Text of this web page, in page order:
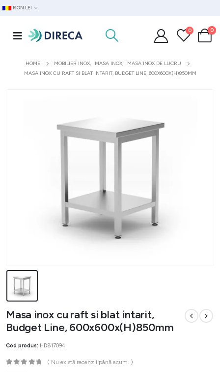
RON LEI
0 0
HOME MOBILIER INOX, MASA INOX,
MASA INOX DE LUCRU
MASA INOX CU RAFT SI BLAT INTARIT, BUDGET LINE, 600X600X(H)850MM
Masa inox cu raft si blat intarit,
Budget Line, 600x600x(H)850mm
Cod produs: HD817094
( Nu există recenzii până acum. )